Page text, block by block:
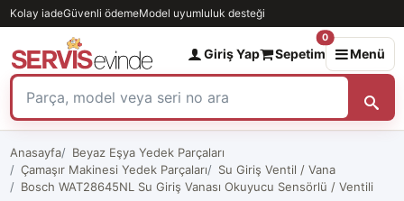
Kolay iadeGüvenli ödemeModel uyumluluk desteği
Giriş Yap Sepetim
0
Menü
Anasayfa
Beyaz Eşya Yedek Parçaları
Çamaşır Makinesi Yedek Parçaları
Su Giriş Ventil / Vana
Bosch WAT28645NL Su Giriş Vanası Okuyucu Sensörlü / Ventili